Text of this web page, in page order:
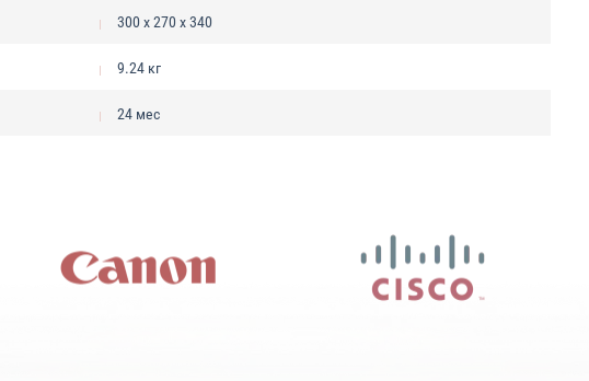
300 x 270 x 340
9.24 кг
24 мес